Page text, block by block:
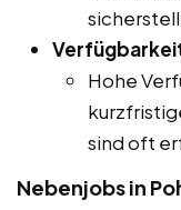
Hohe
sind oft
Nebenjobs in